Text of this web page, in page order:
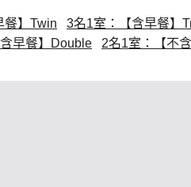
餐】Twin
3名1室：【含早餐】
早餐】Double
2名1室：【不